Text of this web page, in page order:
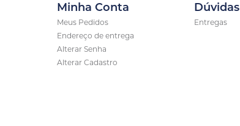
Minha Conta
Meus Pedidos
Endereço de entrega
Alterar Senha
Alterar Cadastro
Dúvidas
Entregas